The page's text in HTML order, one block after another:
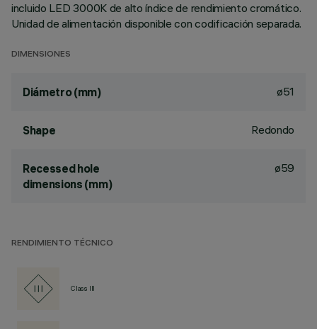
incluido LED 3000K de alto índice de rendimiento cromático.
Unidad de alimentación disponible con codificación separada.
DIMENSIONES
Diámetro (mm) ø51
Shape Redondo
Recessed hole
dimensions (mm)
ø59
RENDIMIENTO TÉCNICO
Class III